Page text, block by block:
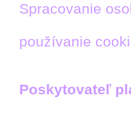
Spracovanie
používanie
Poskytovateľ